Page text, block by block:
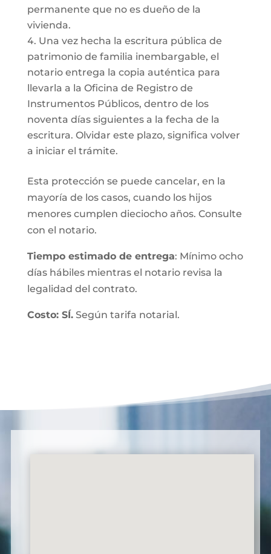
permanente que no es dueño de la
vivienda.
Una vez hecha la escritura pública de
patrimonio de familia inembargable, el
notario entrega la copia auténtica para
llevarla a la Oficina de Registro de
Instrumentos Públicos, dentro de los
noventa días siguientes a la fecha de la
escritura. Olvidar este plazo, significa volver
a iniciar el trámite.
Esta protección se puede cancelar, en la
mayoría de los casos, cuando los hijos
menores cumplen dieciocho años. Consulte
con el notario.
Tiempo estimado de entrega: Mínimo ocho
días hábiles mientras el notario revisa la
legalidad del contrato.
Costo: SÍ.Según tarifa notarial.